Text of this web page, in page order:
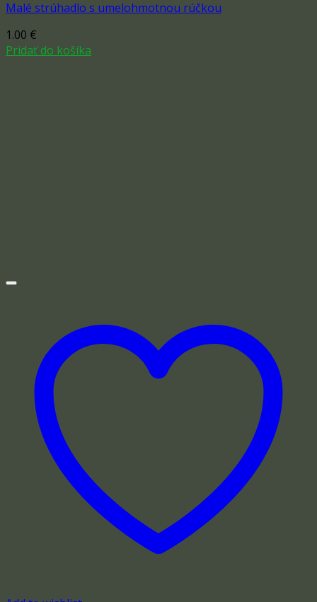
Malé strúhadlo s umelohmotnou rúčkou
1.00 €
Pridať do košíka